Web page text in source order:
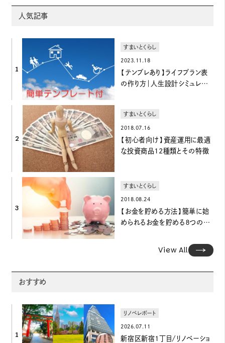
人気記事
1
すまいとくらし
2023.11.18
【テンプレあり】ライフプラン表
の作り方｜人生設計シミュレーシ
2
すまいとくらし
2018.07.16
【初心者向け】資産運用に最適
な投資商品12種類とその特徴
3
すまいとくらし
2018.08.24
【お金を貯める方法】簡単に始
められるお金を貯める８つの方
View All
おすすめ
1
リノベレポート
2026.07.11
新宿区新宿1丁目/リノベーショ